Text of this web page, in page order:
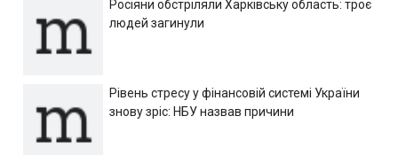
Росіяни обстріляли Харківську область: троє
людей загинули
Рівень стресу у фінансовій системі України
знову зріс: НБУ назвав причини